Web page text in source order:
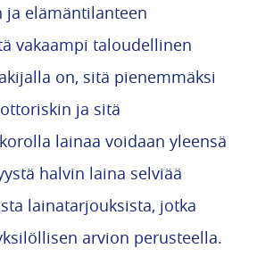
ja elämäntilanteen
vakaampi taloudellinen
on, sitä pienemmäksi
ja sitä
lainaa voidaan yleensä
halvin laina selviää
lainatarjouksista, jotka
arvion perusteella.